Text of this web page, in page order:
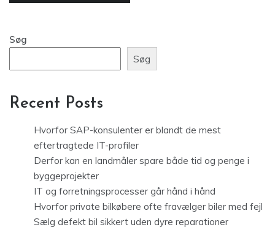
Søg
Søg
Recent Posts
Hvorfor SAP-konsulenter er blandt de mest
eftertragtede IT-profiler
Derfor kan en landmåler spare både tid og penge i
byggeprojekter
IT og forretningsprocesser går hånd i hånd
Hvorfor private bilkøbere ofte fravælger biler med fejl
Sælg defekt bil sikkert uden dyre reparationer